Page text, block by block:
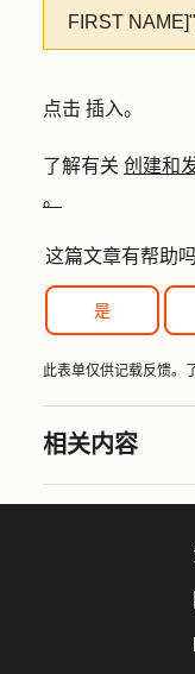
FIRST
点击 插入。
了解有关 创建和
。
这篇文章有帮助吗
是
此表单仅供记载反馈。
相关内容